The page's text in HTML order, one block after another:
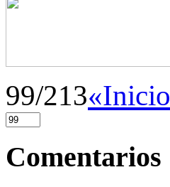
99/213«Inicio
Comentarios